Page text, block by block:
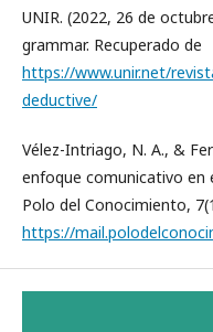
UNIR. (2022, 26 de
grammar. Recuperado de
https://www.unir.net/
deductive/
Vélez-Intriago, N. A., &
enfoque comunicativo en
Polo del Conocimiento,
https://